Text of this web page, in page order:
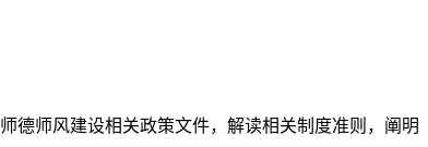
师风建设相关政策文件，解读相关制度准则，阐明